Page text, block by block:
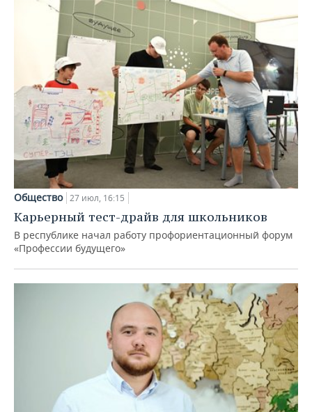
Общество 27 июл, 16:15
Карьерный тест-драйв для школьников
В республике начал работу профориентационный форум
«Профессии будущего»